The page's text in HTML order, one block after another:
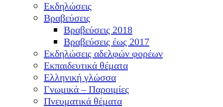
Εκδηλώσεις
Βραβεύσεις
Βραβεύσεις 2018
Βραβεύσεις έως 2017
Εκδηλώσεις αδελφών φορέων
Εκπαιδευτικά θέματα
Ελληνική γλώσσα
Γνωμικά – Παροιμίες
Πνευματικά θέματα